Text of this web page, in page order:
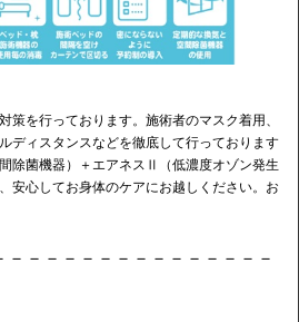
策を行っております。施術者のマスク着用、
ディスタンスなどを徹底して行っております
除菌機器）＋エアネスⅡ（低濃度オゾン発生
安心してお身体のケアにお越しください。お
－－－－－－－－－－－－－－－